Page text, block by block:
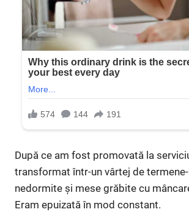
După ce am fost promovată la
transformat într-un vârtej de
nedormite și mese grăbite cu
Eram epuizată în mod constant.